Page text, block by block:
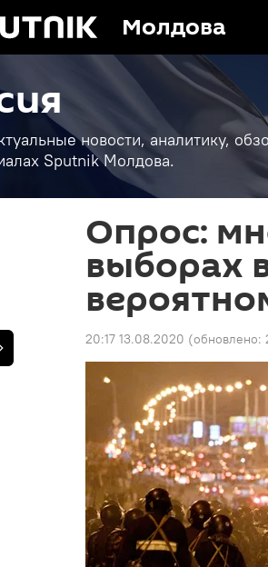
Молдова
новости, аналитику,
Sputnik Молдова.
Опрос:
выборах
20:17 13.08.2020 (обновлено: